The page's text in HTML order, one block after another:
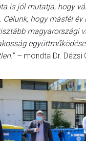
is jól mutatja, hogy
Célunk, hogy másfél év
magyarországi
együttműködése
” – mondta Dr. Dézsi